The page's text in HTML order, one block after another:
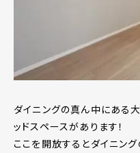
ダイニングの真ん中にある
ッドスペースがあります！
ここを開放するとダイニン